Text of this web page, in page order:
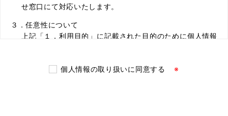
せ窓口にて対応いたします。
３．任意性について
上記「１．利用目的」に記載された目的のために個人情報
ない場合があります。個人情報の取り扱いに同意する ※